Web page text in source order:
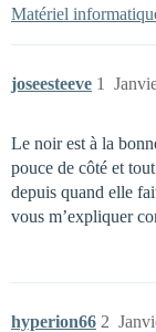
Matériel
joseesteeve 1
Le noir est à la
pouce de côté et
depuis quand elle
vous m’expliquer
hyperion66 2